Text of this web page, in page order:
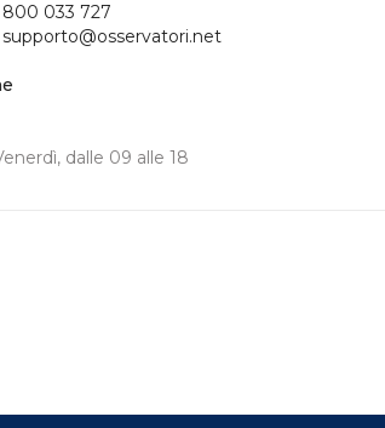
dalle 09 alle 18
800 033 727
supporto@osservatori.net